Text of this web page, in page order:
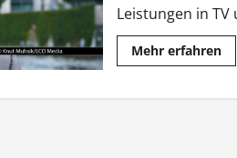
Leistungen in TV
Mehr erfahren